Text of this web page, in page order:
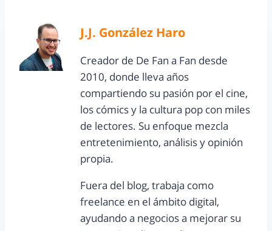
J.J. González Haro
Creador de De Fan a Fan desde
2010, donde lleva años
compartiendo su pasión por el cine,
los cómics y la cultura pop con miles
de lectores. Su enfoque mezcla
entretenimiento, análisis y opinión
propia.
Fuera del blog, trabaja como
freelance en el ámbito digital,
ayudando a negocios a mejorar su